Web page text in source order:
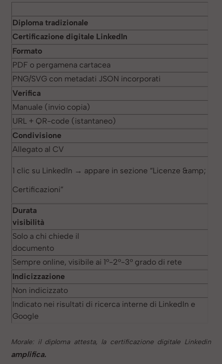
Diploma tradizionale
Certificazione digitale LinkedIn
Formato
PDF o pergamena cartacea
PNG/SVG con metadati JSON incorporati
Verifica
Manuale (invio copia)
URL + QR-code (istantaneo)
Condivisione
Allegato al CV
1 clic su LinkedIn → appare in sezione “Licenze &amp;
Certificazioni”
Durata
visibilità
Solo a chi chiede il
documento
Sempre online, visibile ai 1°-2°-3° grado di rete
Indicizzazione
Non indicizzato
Indicato nei risultati di ricerca interne di LinkedIn e
Google
Morale: il diploma attesta, la certificazione digitale Linkedin
amplifica.